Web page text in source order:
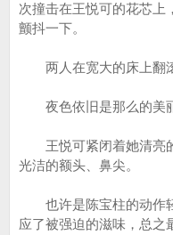
次撞击在王悦可的花芯上
颤抖一下。
两人在宽大的床上翻
夜色依旧是那么的美
王悦可紧闭着她清亮
光洁的额头、鼻尖。
也许是陈宝柱的动作
应了被强迫的滋味，总之